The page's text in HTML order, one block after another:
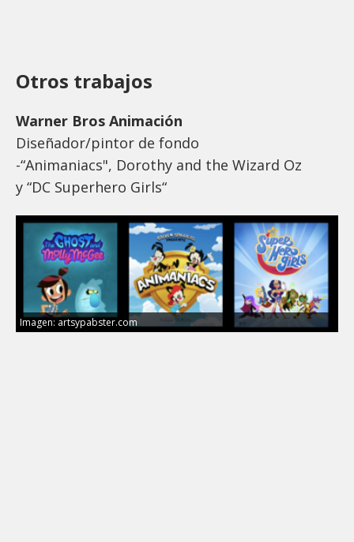
Otros trabajos
Warner Bros Animación
Diseñador/pintor de fondo
-“Animaniacs", Dorothy and the Wizard Oz
y “DC Superhero Girls“
Imagen: artsypabster.com